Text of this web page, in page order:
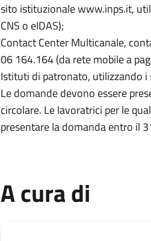
sito istituzionale www.inps.it,
CNS o eIDAS);
Contact Center Multicanale,
06 164.164 (da rete mobile a
Istituti di patronato, utilizzando
Le domande devono essere
circolare. Le lavoratrici per le
presentare la domanda entro il
A cura di